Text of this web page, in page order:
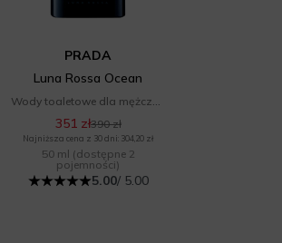
PRADA
Luna Rossa Ocean
351 zł390 zł
Najniższa cena z 30 dni: 304,20 zł
50 ml (dostępne 2
pojemności)
5.00/ 5.00